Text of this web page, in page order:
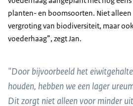
planten- en boomsoorten. Niet
vergroting van biodiversiteit, maar
voederhaag”, zegt Jan.
"Door bijvoorbeeld het
houden, hebben we een lager
Dit zorgt niet alleen voor minder